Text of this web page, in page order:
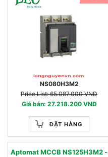
NS080H3M2
Price List: 65.087.000 VNĐ
Giá bán: 27.218.200 VNĐ
ĐẶT HÀNG
Aptomat MCCB NS125H3M2 -